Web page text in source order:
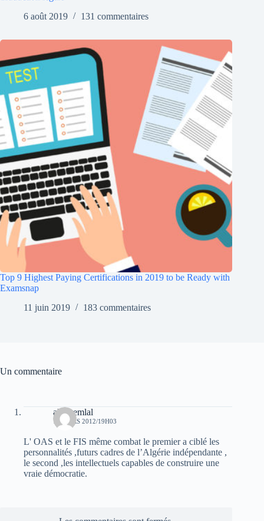
6 août 2019
131 commentaires
Top 9 Highest Paying Certifications in 2019 to be Ready with
Examsnap
11 juin 2019
183 commentaires
Un commentaire
ali chemlal
14 MARS 2012/19H03
L' OAS et le FIS même combat le premier a ciblé les
personnalités ,futurs cadres de l’Algérie indépendante ,
le second ,les intellectuels capables de construire une
vraie démocratie.